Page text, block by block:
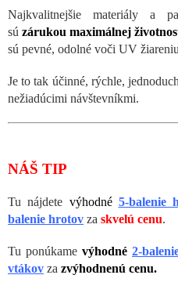
Najkvalitnejšie materiály a
súzárukou maximálnej
sú pevné, odolné voči UV
Je to tak účinné, rýchle,
nežiadúcimi návštevníkmi.
NÁŠ TIP
Tu nájdete výhodné 5-balenie
balenie hrotov za skvelú cenu.
Tu ponúkame výhodné 2-
vtákov za zvýhodnenú cenu.